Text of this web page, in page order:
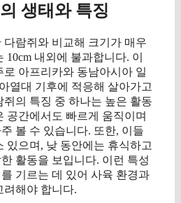
생태와 특징
다람쥐와 비교해 크기가 매우
내외에 불과합니다. 이
아프리카와 동남아시아 일
열대 기후에 적응해 살아가고
의 특징 중 하나는 높은 활동
공간에서도 빠르게 움직이며
볼 수 있습니다. 또한, 이들
있으며, 낮 동안에는 휴식하고
활동을 보입니다. 이런 특성
기르는 데 있어 사육 환경과
려해야 합니다.